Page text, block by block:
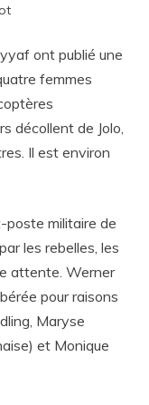
ont publié une
femmes
décollent de Jolo,
Il est environ
poste militaire de
les rebelles, les
attente. Werner
pour raisons
Maryse
et Monique